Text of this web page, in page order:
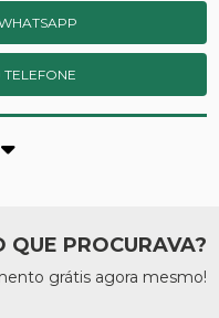
QUE PROCURAVA?
grátis agora mesmo!